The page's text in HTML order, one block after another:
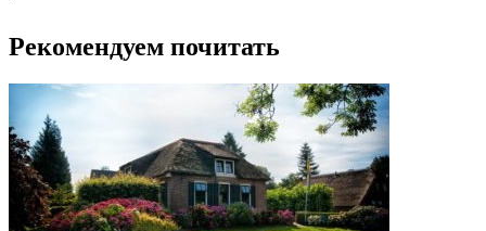
Рекомендуем почитать